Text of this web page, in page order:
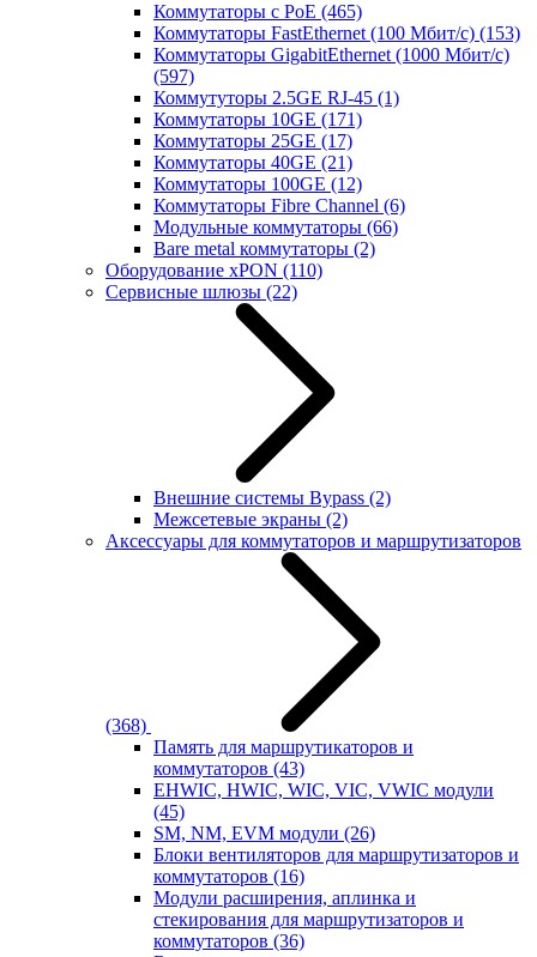
Коммутаторы с PoE (465)
Коммутаторы FastEthernet (100 Мбит/с) (153)
Коммутаторы GigabitEthernet (1000 Мбит/с)
(597)
Коммутуторы 2.5GE RJ-45 (1)
Коммутаторы 10GE (171)
Коммутаторы 25GE (17)
Коммутаторы 40GE (21)
Коммутаторы 100GE (12)
Коммутаторы Fibre Channel (6)
Модульные коммутаторы (66)
Bare metal коммутаторы (2)
Оборудование xPON (110)
Сервисные шлюзы (22)
Внешние системы Bypass (2)
Межсетевые экраны (2)
Аксессуары для коммутаторов и маршрутизаторов
(368)
Память для маршрутикаторов и
коммутаторов (43)
EHWIC, HWIC, WIC, VIC, VWIC модули
(45)
SM, NM, EVM модули (26)
Блоки вентиляторов для маршрутизаторов и
коммутаторов (16)
Модули расширения, аплинка и
стекирования для маршрутизаторов и
коммутаторов (36)